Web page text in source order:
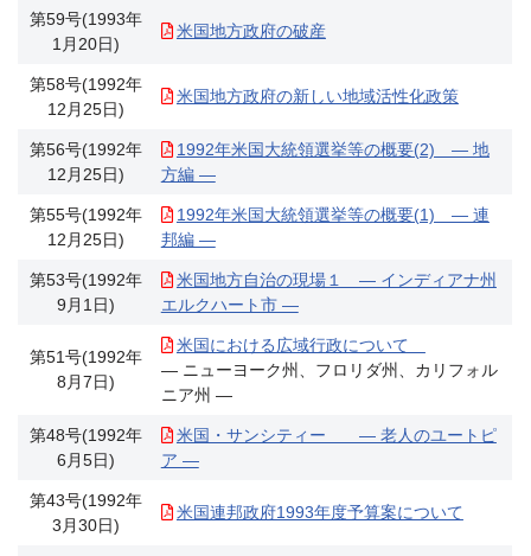
第59号(1993年
1月20日)
米国地方政府の破産
第58号(1992年
12月25日)
米国地方政府の新しい地域活性化政策
第56号(1992年
12月25日)
1992年米国大統領選挙等の概要(2) ― 地
方編 ―
第55号(1992年
12月25日)
1992年米国大統領選挙等の概要(1) ― 連
邦編 ―
第53号(1992年
9月1日)
米国地方自治の現場１ ― インディアナ州
エルクハート市 ―
第51号(1992年
8月7日)
米国における広域行政について
― ニューヨーク州、フロリダ州、カリフォル
ニア州 ―
第48号(1992年
6月5日)
米国・サンシティー ― 老人のユートピ
ア ―
第43号(1992年
3月30日)
米国連邦政府1993年度予算案について